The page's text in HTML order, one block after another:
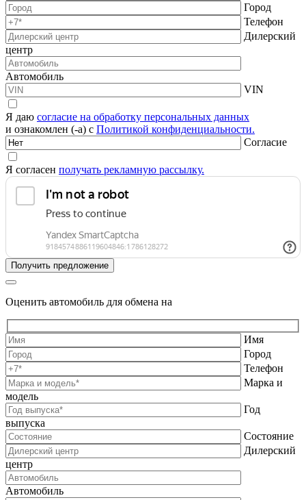
Город
Телефон
Дилерский
центр
Автомобиль
VIN
Я даю согласие на обработку персональных данных
и ознакомлен (-а) с Политикой конфиденциальности.
Согласие
Я согласен получать рекламную рассылку.
Оценить автомобиль для обмена на
Имя
Город
Телефон
Марка и
модель
Год
выпуска
Состояние
Дилерский
центр
Автомобиль